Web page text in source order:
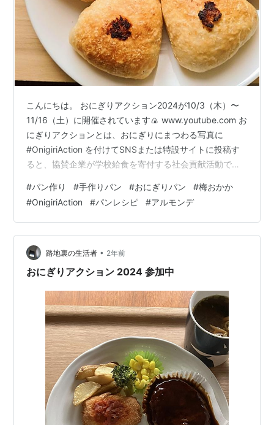
こんにちは。 おにぎりアクション2024が10/3（木）〜
11/16（土）に開催されています🍙 www.youtube.com お
にぎりアクションとは、おにぎりにまつわる写真に
#OnigiriAction を付けてSNSまたは特設サイトに投稿す
ると、協賛企業が学校給食を寄付する社会貢献活動で
食分（100円）がアフリカ・アジアの子どもたちに届けら
れ、食の不均衡問題への意識を高めることを目的として
います。 毎年10月16日の「世界食料デー」に合わせて開
催され、多くの人々が気軽に参加できる取り組みです。
私はいわゆるお米🍚で作ったおに…
#パン作り #手作りパン #おにぎりパン #梅おかか
#OnigiriAction #パンレシピ #アルモンデ
路地裏の生活者 • 2年前
おにぎりアクション 2024 参加中